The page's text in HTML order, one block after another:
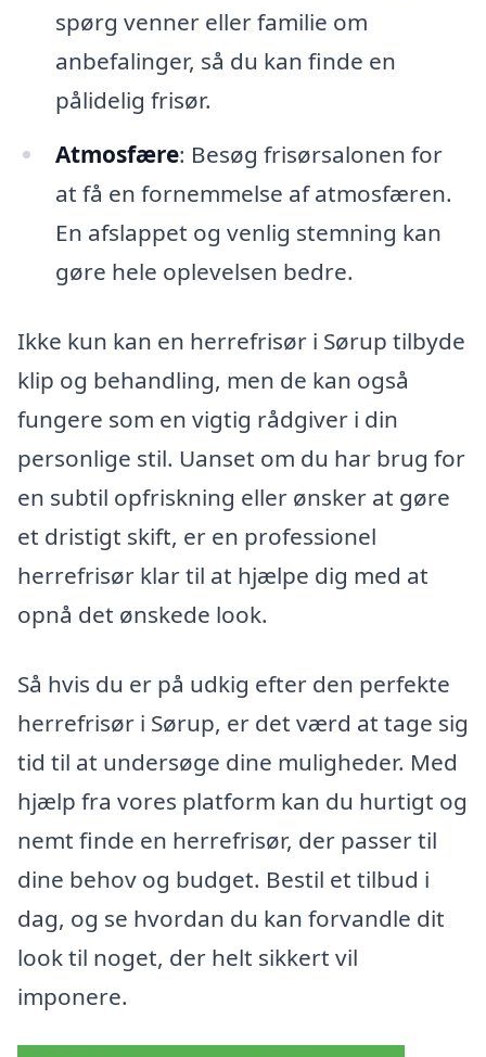
spørg venner eller familie om
anbefalinger, så du kan finde en
pålidelig frisør.
Atmosfære: Besøg frisørsalonen for
at få en fornemmelse af atmosfæren.
En afslappet og venlig stemning kan
gøre hele oplevelsen bedre.
Ikke kun kan en herrefrisør i Sørup tilbyde
klip og behandling, men de kan også
fungere som en vigtig rådgiver i din
personlige stil. Uanset om du har brug for
en subtil opfriskning eller ønsker at gøre
et dristigt skift, er en professionel
herrefrisør klar til at hjælpe dig med at
opnå det ønskede look.
Så hvis du er på udkig efter den perfekte
herrefrisør i Sørup, er det værd at tage sig
tid til at undersøge dine muligheder. Med
hjælp fra vores platform kan du hurtigt og
nemt finde en herrefrisør, der passer til
dine behov og budget. Bestil et tilbud i
dag, og se hvordan du kan forvandle dit
look til noget, der helt sikkert vil
imponere.